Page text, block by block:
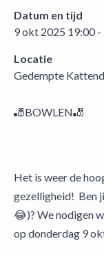
Datum en tijd
9 okt 2025 19:00 -
Locatie
Gedempte
🎳BOWLEN🎳
Het is weer de
gezelligheid! Ben
😂)? We nodigen
op donderdag 9